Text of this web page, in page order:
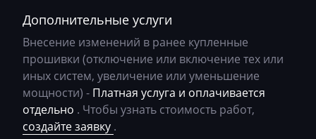
Cadillac
Camc
Case
Caterpillar
CFMoto
Bosch MED(C)17.1-17.5.21
Bosch MED17.1.27
Bosch MED17.1.61(62)
069Q6710AM_getriebe_DSG_cDQ6_C52SR1
069R5630AM_getriebe_DSG_cJR5 C45SR1
069R6610AM___getriebe_DSG_rJR6 C65S
069XG600AM_getriebe_DSG_OJXG C65S
069Y1300AM_getriebe_DSG_DDY1_C45SR1
Дополнительные услуги
Внесение изменений в ранее купленные
прошивки (отключение или включение тех или
иных систем, увеличение или уменьшение
мощности) - Платная услуга и оплачивается
отдельно . Чтобы узнать стоимость работ,
создайте заявку .